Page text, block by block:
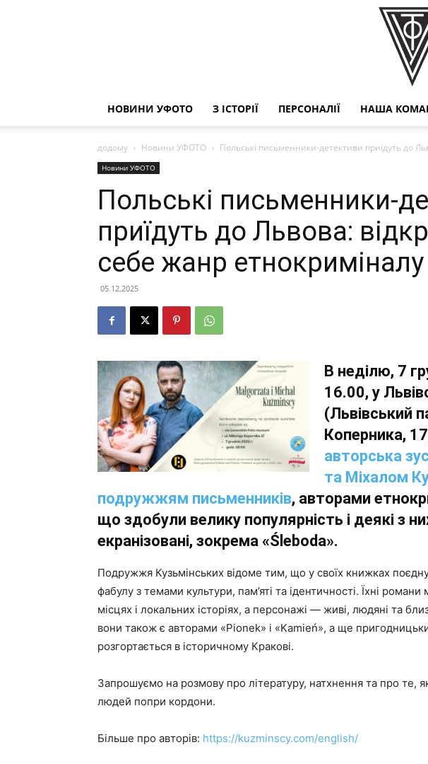
НОВИНИ УФОТО З ІСТОРІЇ ПЕРСОНАЛІЇ НАША
додому Новини УФОТО Польські письменники-детективи приїдуть до
Новини УФОТО
Польські письменники-
приїдуть до Львова:
себе жанр етнокриміналу
05.12.2025
В неділю, 7
16.00, у
(Львівський
Коперника,
авторська
та Міхалом
подружжям письменників, авторами
що здобули велику популярність і деякі з
екранізовані, зокрема «Śleboda».
Подружжя Кузьмінських відоме тим, що у своїх книжках
фабулу з темами культури, пам’яті та ідентичності. Їхні
місцях і локальних історіях, а персонажі — живі, людяні та
вони також є авторами «Pionek» і «Kamień», а ще
розгортається в історичному Кракові.
Запрошуємо на розмову про літературу, натхнення та про те,
людей попри кордони.
Більше про авторів: https://kuzminscy.com/english/